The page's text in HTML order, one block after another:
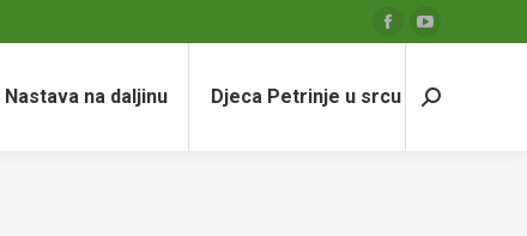
Facebook
opensopens
Nastava na daljinu Djeca Petrinje u srcu Search: